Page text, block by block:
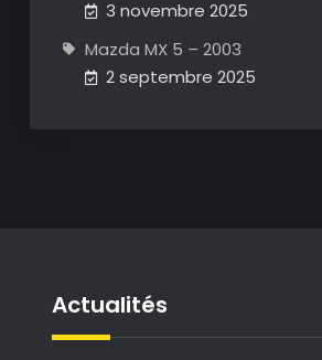
3 novembre 2025
Mazda MX 5 – 2003
2 septembre 2025
Actualités